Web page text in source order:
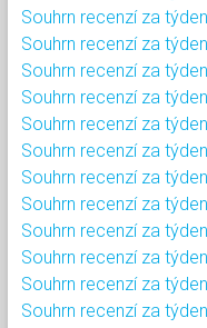
Souhrn recenzí za
Souhrn recenzí za
Souhrn recenzí za
Souhrn recenzí za
Souhrn recenzí za
Souhrn recenzí za
Souhrn recenzí za
Souhrn recenzí za
Souhrn recenzí za
Souhrn recenzí za
Souhrn recenzí za
Souhrn recenzí za